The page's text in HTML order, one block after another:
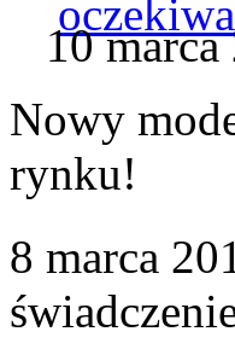
10
Nowy
rynku!
8 marca